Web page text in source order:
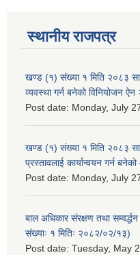
स्थानीय राजपत्र
खण्ड (१) संख्या १ मिति २०८३
व्यवस्था गर्न बनेको विनियोजन
Post date: Monday, July
खण्ड (१) संख्या १ मिति २०८३
प्रस्तावलाई कार्यान्वयन गर्न
Post date: Monday, July
बाल अधिकार संरक्षण तथा
संख्याः १ मितिः २०८२/०२/१३)
Post date: Tuesday, May